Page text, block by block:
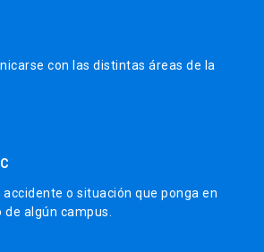
con las distintas áreas de la
o situación que ponga en
algún campus.